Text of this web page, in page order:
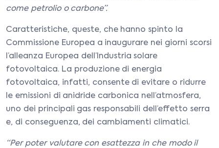
come petrolio o carbone”.
Caratteristiche, queste, che hanno spinto la
Commissione Europea a inaugurare nei giorni scorsi
l’alleanza Europea dell’Industria solare
fotovoltaica. La produzione di energia
fotovoltaica, infatti, consente di evitare o ridurre
le emissioni di anidride carbonica nell’atmosfera,
uno dei principali gas responsabili dell’effetto serra
e, di conseguenza, dei cambiamenti climatici.
“Per poter valutare con esattezza in che modo il